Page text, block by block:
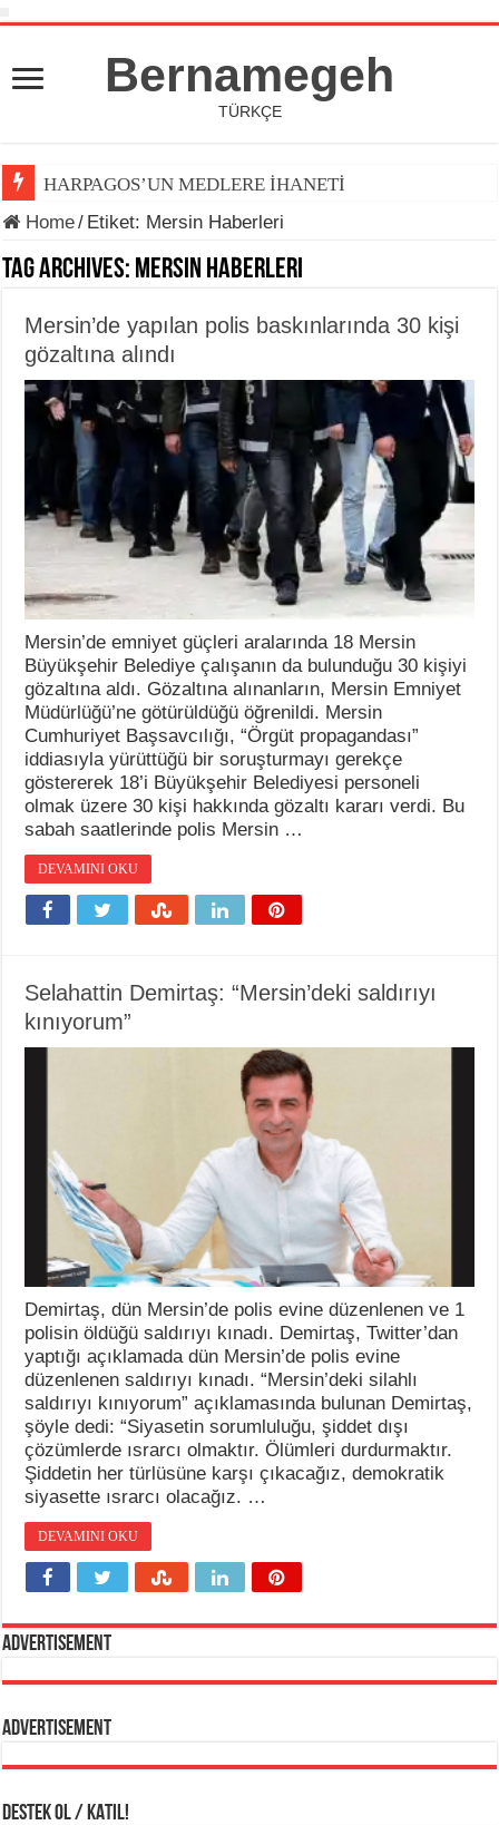
Bernamegeh
TÜRKÇE
HARPAGOS’UN MEDLERE İHANETİ
Home/ Etiket: Mersin Haberleri
Tag Archives: Mersin Haberleri
Mersin’de yapılan polis baskınlarında 30 kişi
gözaltına alındı
Mersin’de emniyet güçleri aralarında 18 Mersin
Büyükşehir Belediye çalışanın da bulunduğu 30 kişiyi
gözaltına aldı. Gözaltına alınanların, Mersin Emniyet
Müdürlüğü’ne götürüldüğü öğrenildi. Mersin
Cumhuriyet Başsavcılığı, “Örgüt propagandası”
iddiasıyla yürüttüğü bir soruşturmayı gerekçe
göstererek 18’i Büyükşehir Belediyesi personeli
olmak üzere 30 kişi hakkında gözaltı kararı verdi. Bu
sabah saatlerinde polis Mersin …
DEVAMINI OKU
Selahattin Demirtaş: “Mersin’deki saldırıyı
kınıyorum”
Demirtaş, dün Mersin’de polis evine düzenlenen ve 1
polisin öldüğü saldırıyı kınadı. Demirtaş, Twitter’dan
yaptığı açıklamada dün Mersin’de polis evine
düzenlenen saldırıyı kınadı. “Mersin’deki silahlı
saldırıyı kınıyorum” açıklamasında bulunan Demirtaş,
şöyle dedi: “Siyasetin sorumluluğu, şiddet dışı
çözümlerde ısrarcı olmaktır. Ölümleri durdurmaktır.
Şiddetin her türlüsüne karşı çıkacağız, demokratik
siyasette ısrarcı olacağız. …
DEVAMINI OKU
Advertisement
Advertisement
DESTEK OL / KATIL!